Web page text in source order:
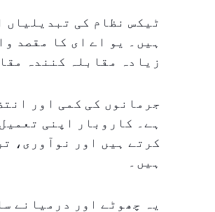
ٹیکس نظام کی تبدیلیاں
ہیں۔ یو اے ای کا مقصد
زیادہ مقابلہ کنندہ
جرمانوں کی کمی اور
ہے۔ کاروبار اپنی
کرتے ہیں اور نوآوری،
ہیں۔
یہ چھوٹے اور درمیانے